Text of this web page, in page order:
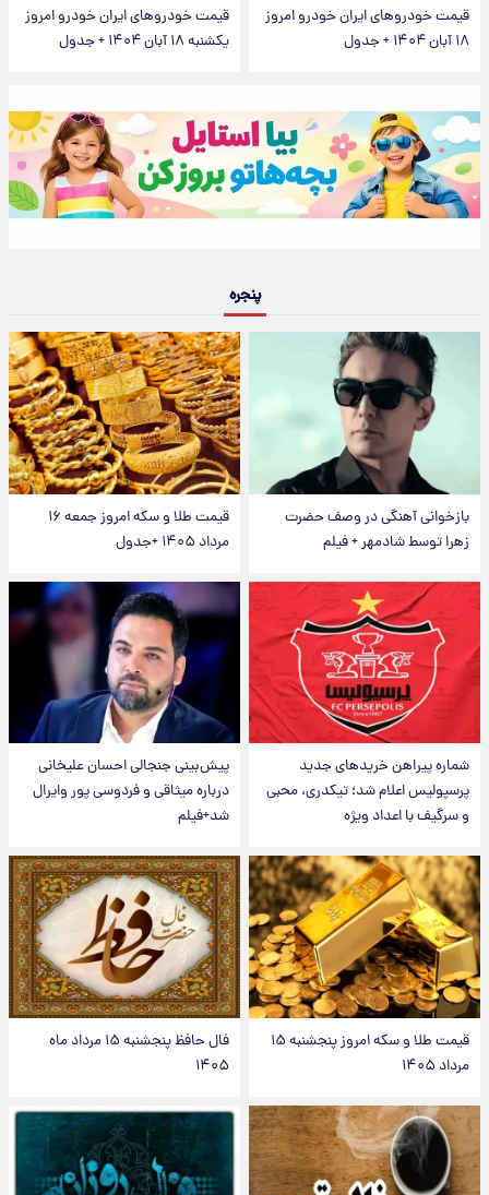
قیمت خودرو‌های ایران خودرو امروز
۱۸ آبان ۱۴۰۴ + جدول
قیمت خودرو‌های ایران خودرو امروز
یکشنبه ۱۸ آبان ۱۴۰۴ + جدول
پنجره
بازخوانی آهنگی در وصف حضرت
زهرا توسط شادمهر + فیلم
قیمت طلا و سکه امروز جمعه ۱۶
مرداد ۱۴۰۵ +جدول
شماره پیراهن خریدهای جدید
پرسپولیس اعلام شد؛ تیکدری، محبی
و سرگیف با اعداد ویژه
پیش‌بینی جنجالی احسان علیخانی
درباره میثاقی و فردوسی پور وایرال
شد+فیلم
قیمت طلا و سکه امروز پنجشنبه ۱۵
مرداد ۱۴۰۵
فال حافظ پنجشنبه ۱۵ مرداد ماه
۱۴۰۵